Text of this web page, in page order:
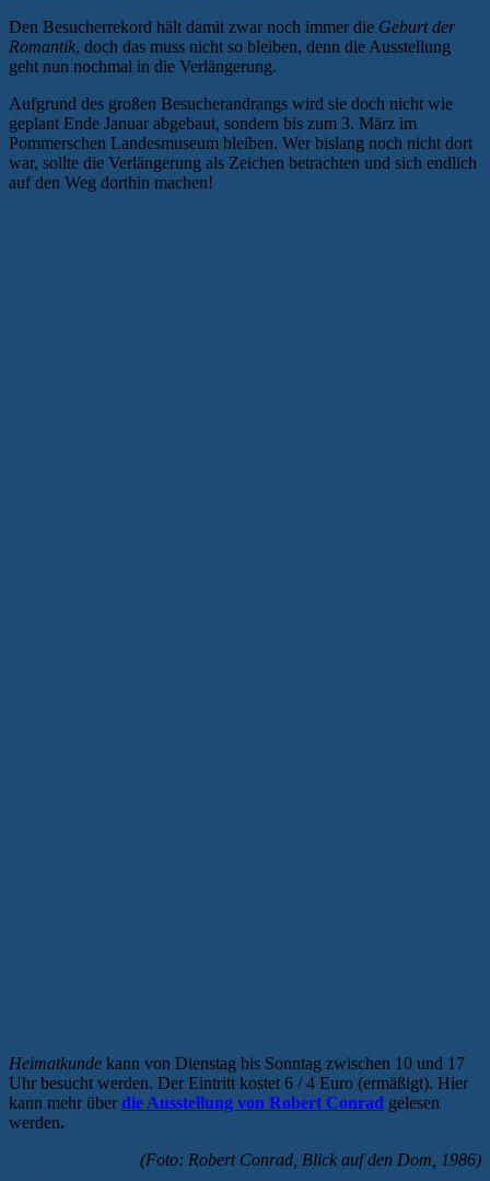
Den Besucherrekord hält damit zwar noch immer die Geburt der
Romantik, doch das muss nicht so bleiben, denn die Ausstellung
geht nun nochmal in die Verlängerung.
Aufgrund des großen Besucherandrangs wird sie doch nicht wie
geplant Ende Januar abgebaut, sondern bis zum 3. März im
Pommerschen Landesmuseum bleiben. Wer bislang noch nicht dort
war, sollte die Verlängerung als Zeichen betrachten und sich endlich
auf den Weg dorthin machen!
Heimatkunde kann von Dienstag bis Sonntag zwischen 10 und 17
Uhr besucht werden. Der Eintritt kostet 6 / 4 Euro (ermäßigt). Hier
kann mehr über die Ausstellung von Robert Conrad gelesen
werden.
(Foto: Robert Conrad, Blick auf den Dom, 1986)